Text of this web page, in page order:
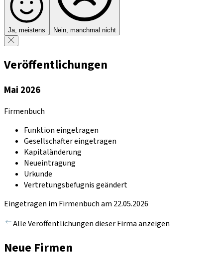
Ja, meistens Nein, manchmal nicht
Veröffentlichungen
Mai 2026
Firmenbuch
Funktion eingetragen
Gesellschafter eingetragen
Kapitaländerung
Neueintragung
Urkunde
Vertretungsbefugnis geändert
Eingetragen im Firmenbuch am 22.05.2026
Alle Veröffentlichungen dieser Firma anzeigen
Neue Firmen